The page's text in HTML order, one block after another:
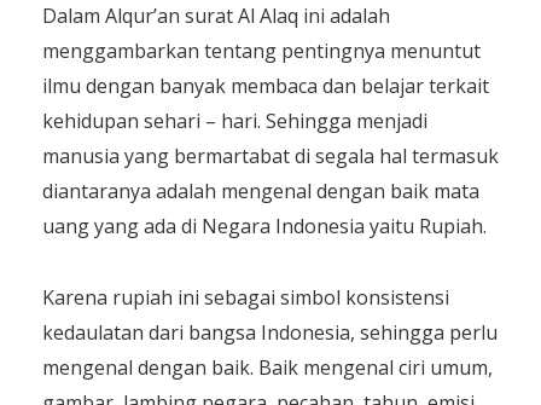
Dalam Alqur’an surat Al Alaq ini adalah
menggambarkan tentang pentingnya menuntut
ilmu dengan banyak membaca dan belajar terkait
kehidupan sehari – hari. Sehingga menjadi
manusia yang bermartabat di segala hal termasuk
diantaranya adalah mengenal dengan baik mata
uang yang ada di Negara Indonesia yaitu Rupiah.
Karena rupiah ini sebagai simbol konsistensi
kedaulatan dari bangsa Indonesia, sehingga perlu
mengenal dengan baik. Baik mengenal ciri umum,